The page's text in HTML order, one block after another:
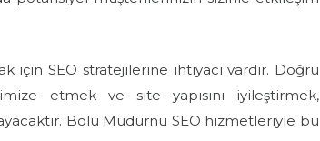
için SEO stratejilerine ihtiyacı vardır. Doğru
etmek ve site yapısını iyileştirmek,
Bolu Mudurnu SEO hizmetleriyle bu